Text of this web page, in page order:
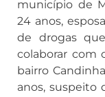
município de
24 anos,
de drogas
colaborar com
bairro
anos, suspeito